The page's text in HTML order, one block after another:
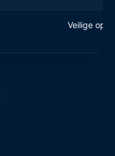
Veilige